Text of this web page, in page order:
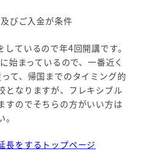
びご入金が条件
ているので年4回開講です。
始まっているので、一番近く
て、帰国までのタイミング的
となりますが、フレキシブル
すのでそちらの方がいい方は
長をするトップページ